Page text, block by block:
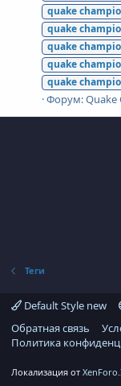
quake
quake
quake
quake
quake
Форум:Quake
Теги
Default Style new
Обратная связь
Политика
Локализация от